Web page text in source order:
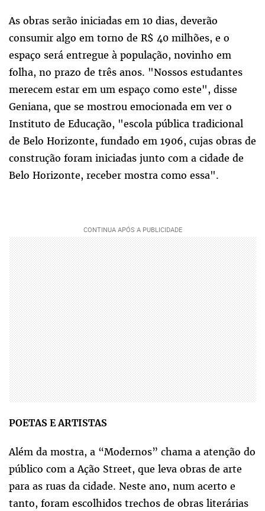
As obras serão iniciadas em 10 dias, deverão
consumir algo em torno de R$ 40 milhões, e o
espaço será entregue à população, novinho em
folha, no prazo de três anos. "Nossos estudantes
merecem estar em um espaço como este", disse
Geniana, que se mostrou emocionada em ver o
Instituto de Educação, "escola pública tradicional
de Belo Horizonte, fundado em 1906, cujas obras de
construção foram iniciadas junto com a cidade de
Belo Horizonte, receber mostra como essa".
POETAS E ARTISTAS
Além da mostra, a “Modernos” chama a atenção do
público com a Ação Street, que leva obras de arte
para as ruas da cidade. Neste ano, num acerto e
tanto, foram escolhidos trechos de obras literárias